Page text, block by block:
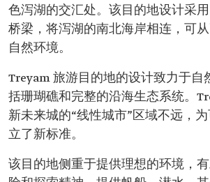
色泻湖的交汇处。该目的地设计采
桥梁，将泻湖的南北海岸相连，可
自然环境。
Treyam 旅游目的地的设计致力于自
括珊瑚礁和完整的沿海生态系统。
新未来城的“线性城市”区域不远，
立了新标准。
该目的地侧重于提供理想的环境，